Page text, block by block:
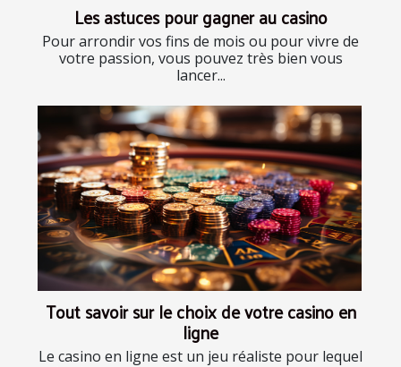
Les astuces pour gagner au casino
Pour arrondir vos fins de mois ou pour vivre de
votre passion, vous pouvez très bien vous
lancer...
Tout savoir sur le choix de votre casino en
ligne
Le casino en ligne est un jeu réaliste pour lequel